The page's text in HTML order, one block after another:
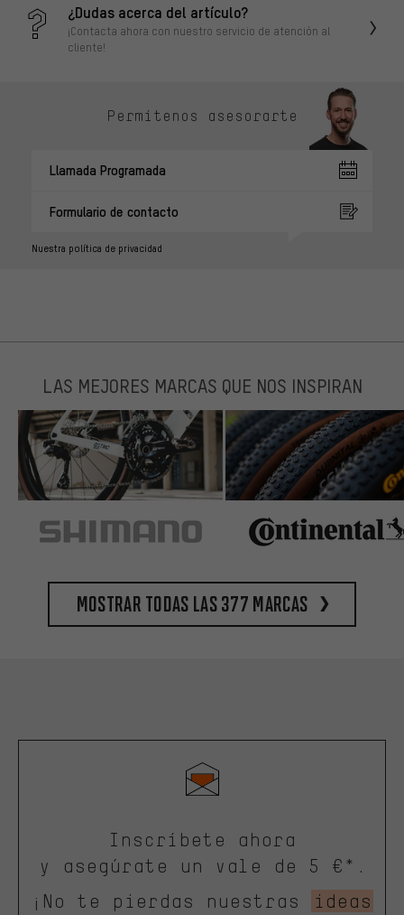
¿Dudas acerca del artículo?
¡Contacta ahora con nuestro servicio de atención al
cliente!
Permítenos asesorarte
Llamada Programada
Formulario de contacto
Nuestra política de privacidad
LAS MEJORES MARCAS QUE NOS INSPIRAN
Mostrar todas las 377 marcas
Inscríbete ahora
y asegúrate un vale de 5 €*.
¡No te pierdas nuestras
ideas